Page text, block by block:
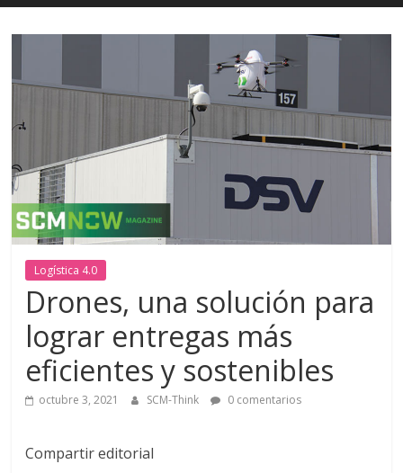
Logística 4.0
Drones, una solución para
lograr entregas más
eficientes y sostenibles
octubre 3, 2021 SCM-Think 0 comentarios
Compartir editorial